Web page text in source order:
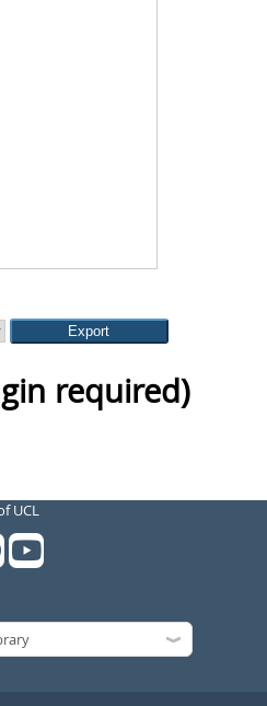
required)
UCL